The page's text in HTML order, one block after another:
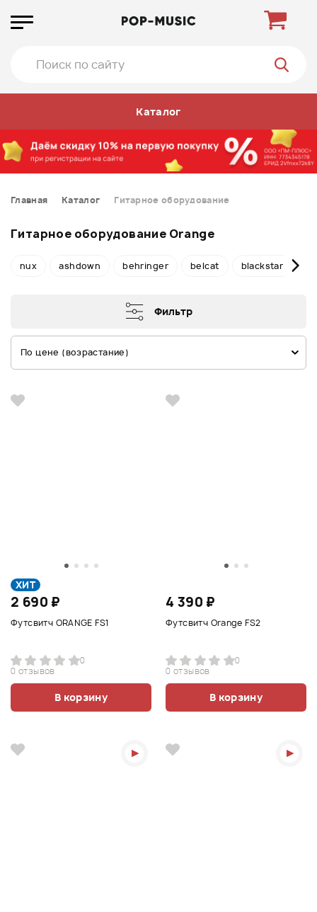
Каталог
Главная Каталог Гитарное оборудование
Гитарное оборудование Orange
nux ashdown behringer belcat blackstar
Фильтр
По цене (возрастание)
ХИТ
2 690 ₽
Футсвитч ORANGE FS1
0
0 отзывов
В корзину
4 390 ₽
Футсвитч Orange FS2
0
0 отзывов
В корзину